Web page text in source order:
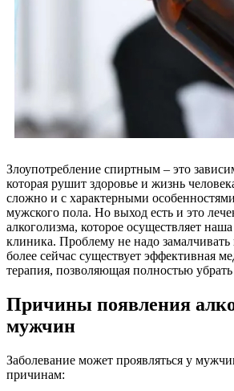
Злоупотребление спиртным – это
которая рушит здоровье и жизнь
сложно и с характерными
мужского пола. Но выход есть и это
алкоголизма, которое осуществляет
клиника. Проблему не надо
более сейчас существует эффективная
терапия, позволяющая полностью
Причины появления
мужчин
Заболевание может проявляться у
причинам: